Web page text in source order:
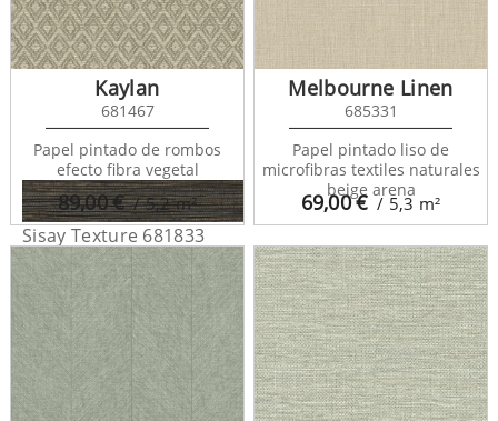
Sisay Texture 681833
89,00€ / 5,2m²
Kaylan
681467
Papel pintado de rombos
efecto fibra vegetal
69,00€ / 5,3 m²
Melbourne Linen
685331
Papel pintado liso de
microfibras textiles naturales
beige arena